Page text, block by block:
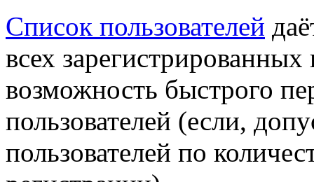
Список пользователей
всех зарегистрированных
возможность быстрого
пользователей (если,
пользователей по